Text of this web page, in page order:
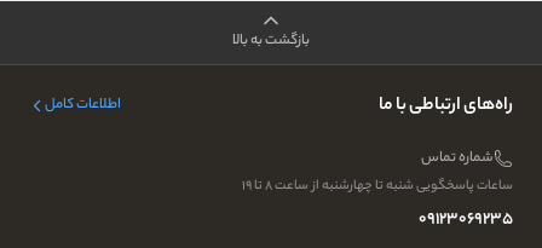
بازگشت به بالا
راه‌های ارتباطی با ما اطلاعات کامل
شماره تماس
ساعات پاسخگویی شنبه تا چهارشنبه از ساعت ۸ تا ۱۹
09123069235